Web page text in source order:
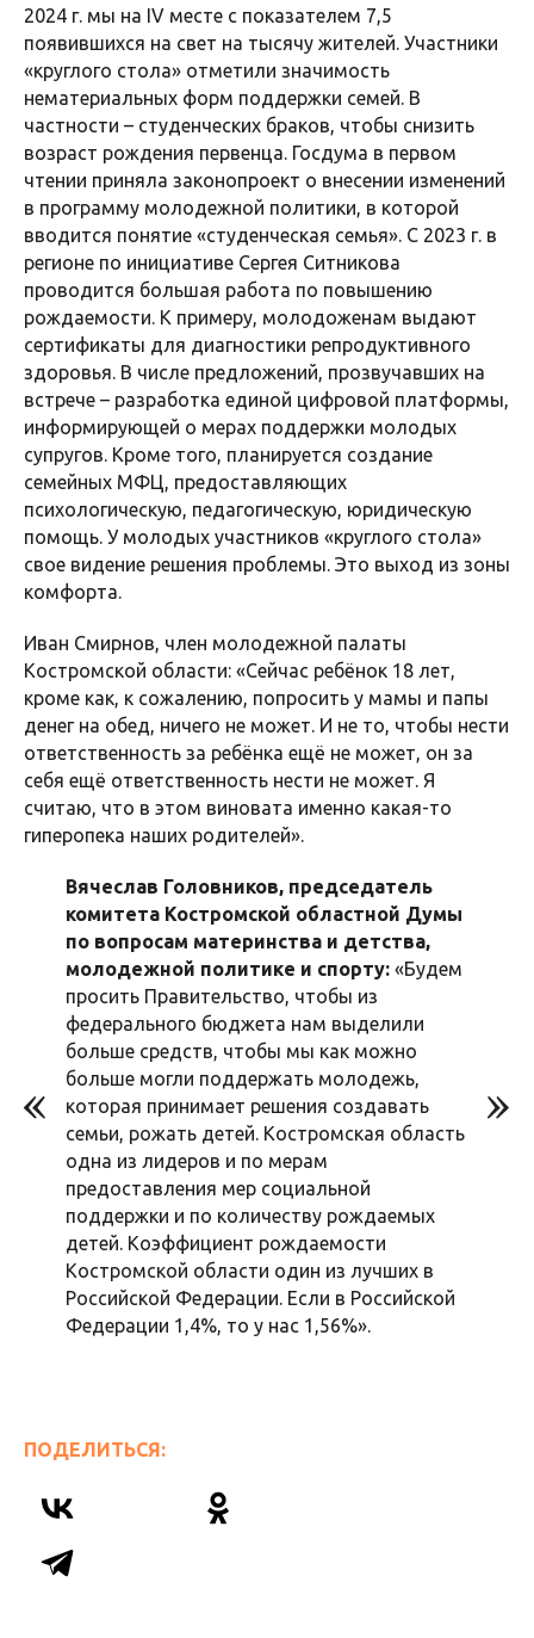
2024 г. мы на IV месте с показателем 7,5
появившихся на свет на тысячу жителей. Участники
«круглого стола» отметили значимость
нематериальных форм поддержки семей. В
частности – студенческих браков, чтобы снизить
возраст рождения первенца. Госдума в первом
чтении приняла законопроект о внесении изменений
в программу молодежной политики, в которой
вводится понятие «студенческая семья». С 2023 г. в
регионе по инициативе Сергея Ситникова
проводится большая работа по повышению
рождаемости. К примеру, молодоженам выдают
сертификаты для диагностики репродуктивного
здоровья. В числе предложений, прозвучавших на
встрече – разработка единой цифровой платформы,
информирующей о мерах поддержки молодых
супругов. Кроме того, планируется создание
семейных МФЦ, предоставляющих
психологическую, педагогическую, юридическую
помощь. У молодых участников «круглого стола»
свое видение решения проблемы. Это выход из зоны
комфорта.
Иван Смирнов, член молодежной палаты
Костромской области: «Сейчас ребёнок 18 лет,
кроме как, к сожалению, попросить у мамы и папы
денег на обед, ничего не может. И не то, чтобы нести
ответственность за ребёнка ещё не может, он за
себя ещё ответственность нести не может. Я
считаю, что в этом виновата именно какая-то
гиперопека наших родителей».
Вячеслав Головников, председатель
комитета Костромской областной Думы
по вопросам материнства и детства,
молодежной политике и спорту: «Будем
просить Правительство, чтобы из
федерального бюджета нам выделили
больше средств, чтобы мы как можно
больше могли поддержать молодежь,
которая принимает решения создавать
семьи, рожать детей. Костромская область
одна из лидеров и по мерам
предоставления мер социальной
поддержки и по количеству рождаемых
детей. Коэффициент рождаемости
Костромской области один из лучших в
Российской Федерации. Если в Российской
Федерации 1,4%, то у нас 1,56%».
ПОДЕЛИТЬСЯ: